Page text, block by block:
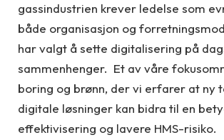
gassindustrien krever ledelse som
både organisasjon og
har valgt å sette digitalisering på
sammenhenger. Et av våre
boring og brønn, der vi erfarer at ny
digitale løsninger kan bidra til en
effektivisering og lavere HMS-risiko.